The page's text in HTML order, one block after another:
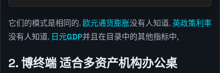
它们的模式是相同的. 欧元通货膨胀没有人知道. 英政策利率
没有人知道. 日元GDP并且在目录中的其他指标中,
2. 博终端 适合多资产机构办公桌